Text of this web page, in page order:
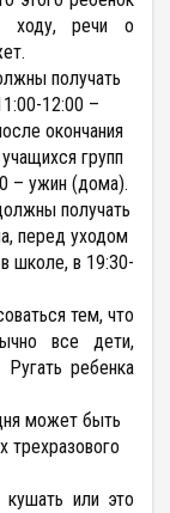
ходу, речи о
получать
12:00 –
окончания
групп
– ужин (дома).
получать
перед уходом
школе, в 19:30-
тем, что
все дети,
ребенка
может быть
трехразового
или это